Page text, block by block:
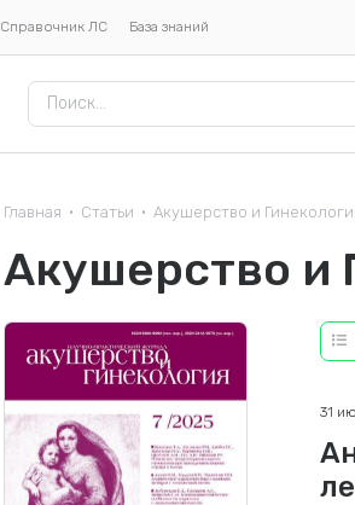
Справочник ЛС База знаний
Главная • Статьи • Акушерство и
Акушерство и
31